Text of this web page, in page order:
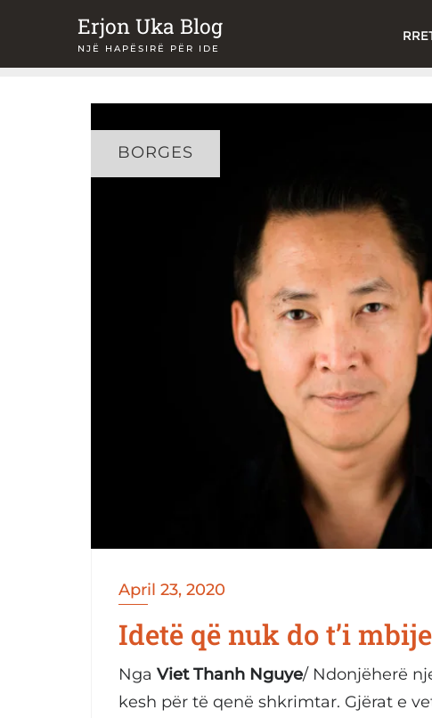
content
Erjon Uka Blog
NJË HAPËSIRË PËR IDE
BORGES
April 23, 2020
Idetë që nuk do t’i
Nga Viet Thanh Nguye/ Ndonjëherë
kesh për të qenë shkrimtar. Gjërat e